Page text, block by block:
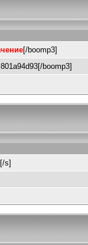
[/boomp3]
boomp3]
[/s]